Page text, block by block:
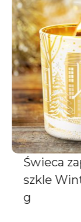
Świeca
szkle
g